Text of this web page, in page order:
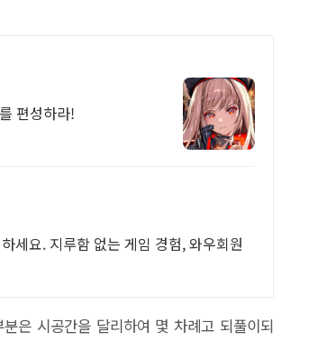
편성하라!
세요. 지루함 없는 게임 경험, 와우회원
은 시공간을 달리하여 몇 차례고 되풀이되